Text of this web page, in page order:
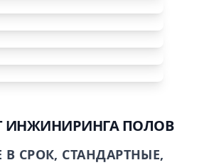
ИНЖИНИРИНГА ПОЛОВ
СРОК, СТАНДАРТНЫЕ,